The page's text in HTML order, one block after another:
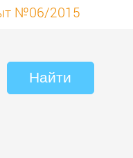
№06/2015